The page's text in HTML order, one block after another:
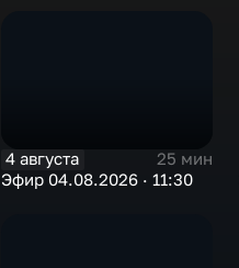
4 августа
25 мин
Эфир 04.08.2026 · 11:30